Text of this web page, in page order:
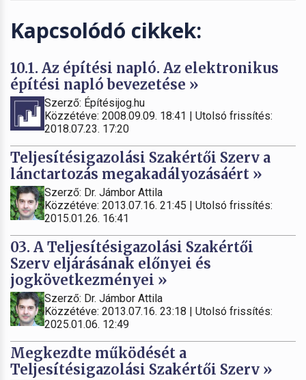
Kapcsolódó cikkek:
10.1. Az építési napló. Az elektronikus
építési napló bevezetése »
Szerző: Építésijog.hu
Közzétéve: 2008.09.09. 18:41 | Utolsó frissítés:
2018.07.23. 17:20
Teljesítésigazolási Szakértői Szerv a
lánctartozás megakadályozásáért »
Szerző: Dr. Jámbor Attila
Közzétéve: 2013.07.16. 21:45 | Utolsó frissítés:
2015.01.26. 16:41
03. A Teljesítésigazolási Szakértői
Szerv eljárásának előnyei és
jogkövetkezményei »
Szerző: Dr. Jámbor Attila
Közzétéve: 2013.07.16. 23:18 | Utolsó frissítés:
2025.01.06. 12:49
Megkezdte működését a
Teljesítésigazolási Szakértői Szerv »